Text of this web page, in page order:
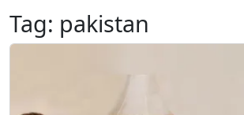
Tag: pakistan